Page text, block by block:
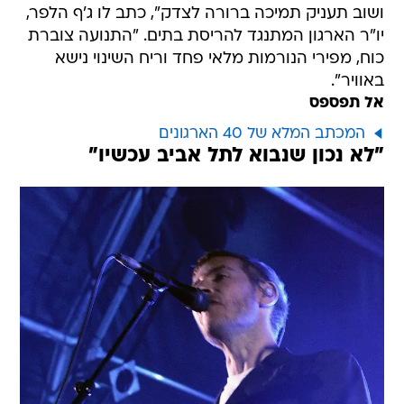
ושוב תעניק תמיכה ברורה לצדק", כתב לו ג'ף הלפר,
יו"ר הארגון המתנגד להריסת בתים. "התנועה צוברת
כוח, מפירי הנורמות מלאי פחד וריח השינוי נישא
באוויר".
אל תפספס
המכתב המלא של 40 הארגונים
"לא נכון שנבוא לתל אביב עכשיו"